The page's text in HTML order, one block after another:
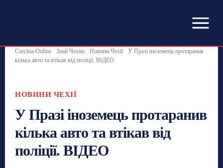
Czechia-Online Знай Чехію Новини Чехії
У Празі іноземець протаранив
кілька авто та втікав від поліції. ВІДЕО
НОВИНИ ЧЕХІЇ
У Празі іноземець протаранив
кілька авто та втікав від
поліції. ВІДЕО